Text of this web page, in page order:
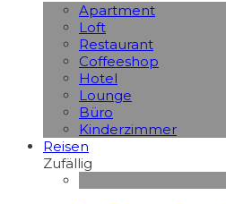
Apart­ment
Loft
Restaurant
Coffeeshop
Hotel
Lounge
Büro
Kinderzimmer
Reisen
Zufällig